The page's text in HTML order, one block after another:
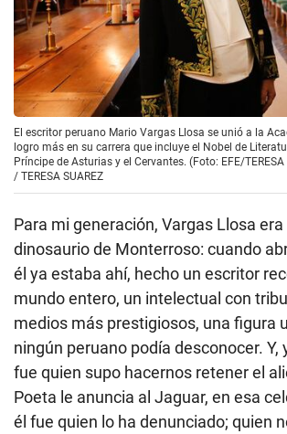
El escritor peruano Mario Vargas Llosa se unió a la
logro más en su carrera que incluye el Nobel de
Príncipe de Asturias y el Cervantes. (Foto: EFE/TERESA
/ TERESA SUAREZ
Para mi generación, Vargas Llosa era
dinosaurio de Monterroso: cuando
él ya estaba ahí, hecho un escritor
mundo entero, un intelectual con
medios más prestigiosos, una figura
ningún peruano podía desconocer. Y,
fue quien supo hacernos retener el
Poeta le anuncia al Jaguar, en esa
él fue quien lo ha denunciado; quien